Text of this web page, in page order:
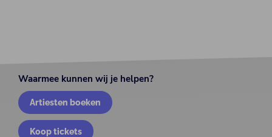
Waarmee kunnen wij je helpen?
Artiesten boeken
Koop tickets